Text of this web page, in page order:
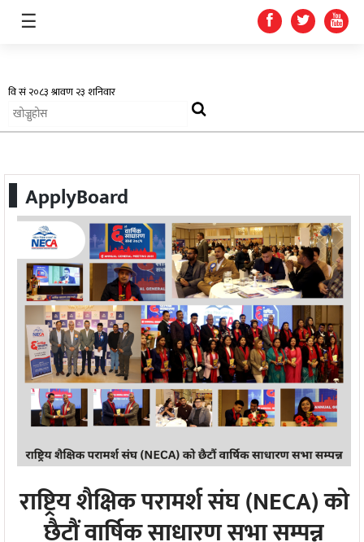
अर्थतन्त्र
स्वास्थ्य
शिक्षा
प्रदेश
खेलकुद
सूचना
प्रविधि
अन्तर्राष्ट्रिय
अन्तरवार्ता/
विचार
थप
☰
ApplyBoard
राष्ट्रिय शैक्षिक परामर्श संघ (NECA) को
छैटौं वार्षिक साधारण सभा सम्पन्न